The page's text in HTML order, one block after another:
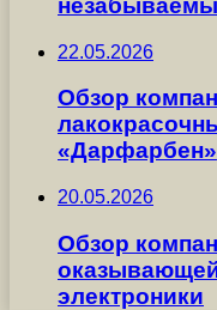
22.05.2026
Обзор
«Дарфарбен»
20.05.2026
Обзор
оказывающей
электроники